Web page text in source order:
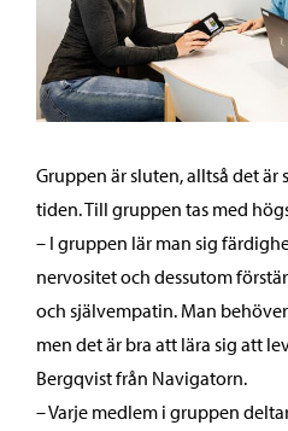
Gruppen är sluten, alltså det är
tiden. Till gruppen tas med
– I gruppen lär man sig
nervositet och dessutom
och självempatin. Man
men det är bra att lära sig att
Bergqvist från Navigatorn.
– Varje medlem i gruppen